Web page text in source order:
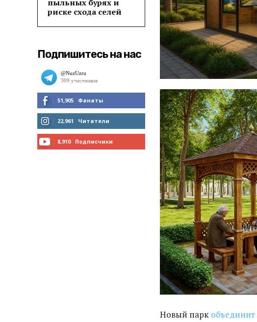
пыльных бурях и
риске схода селей
Подпишитесь на нас
51,905 Фанаты
МНЕ НРАВИТСЯ
22,961 Читатели
8,910 Подписчики
Новый парк объединит